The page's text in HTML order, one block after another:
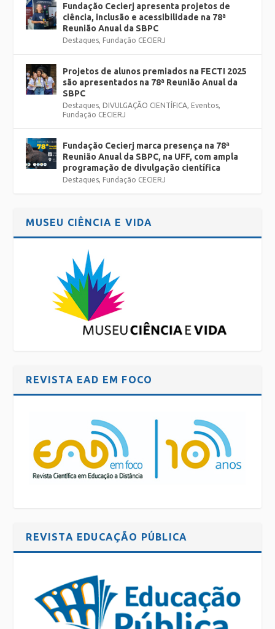
Fundação Cecierj apresenta projetos de
ciência, inclusão e acessibilidade na 78ª
Reunião Anual da SBPC
Destaques Fundação CECIERJ
Projetos de alunos premiados na FECTI 2025
são apresentados na 78ª Reunião Anual da
SBPC
Destaques DIVULGAÇÃO CIENTÍFICA Eventos
Fundação CECIERJ
Fundação Cecierj marca presença na 78ª
Reunião Anual da SBPC, na UFF, com ampla
programação de divulgação científica
Destaques Fundação CECIERJ
MUSEU CIÊNCIA E VIDA
REVISTA EAD EM FOCO
REVISTA EDUCAÇÃO PÚBLICA